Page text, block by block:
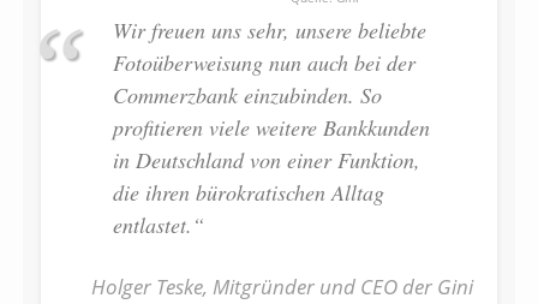
Wir freuen uns sehr, unsere beliebte
Fotoüberweisung nun auch bei der
Commerzbank einzubinden. So
profitieren viele weitere Bankkunden
in Deutschland von einer Funktion,
die ihren bürokratischen Alltag
entlastet.“
Holger Teske, Mitgründer und CEO der Gini